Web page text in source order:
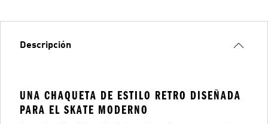
Descripción
UNA CHAQUETA DE ESTILO RETRO DISEÑADA
PARA EL SKATE MODERNO